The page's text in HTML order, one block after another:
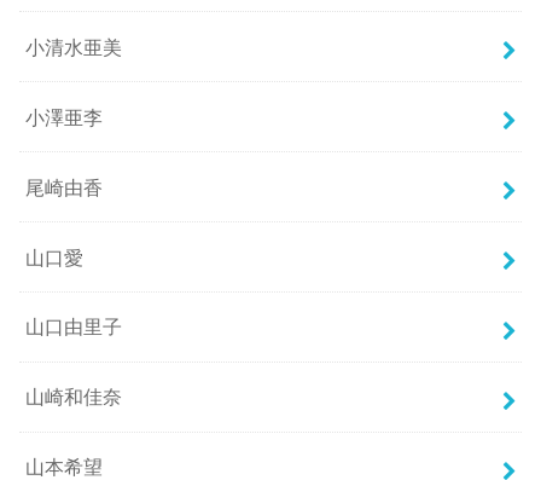
小清水亜美
小澤亜李
尾崎由香
山口愛
山口由里子
山崎和佳奈
山本希望